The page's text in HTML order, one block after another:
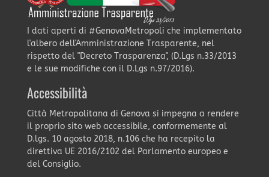
I dati aperti di #GenovaMetropoli che implementato
l'albero dell'Amministrazione Trasparente, nel
rispetto del "Decreto Trasparenza", (D.Lgs n.33/2013
e le sue modifiche con il D.Lgs n.97/2016).
Accessibilità
Città Metropolitana di Genova si impegna a rendere
il proprio sito web accessibile, conformemente al
D.lgs. 10 agosto 2018, n.106 che ha recepito la
direttiva UE 2016/2102 del Parlamento europeo e
del Consiglio.